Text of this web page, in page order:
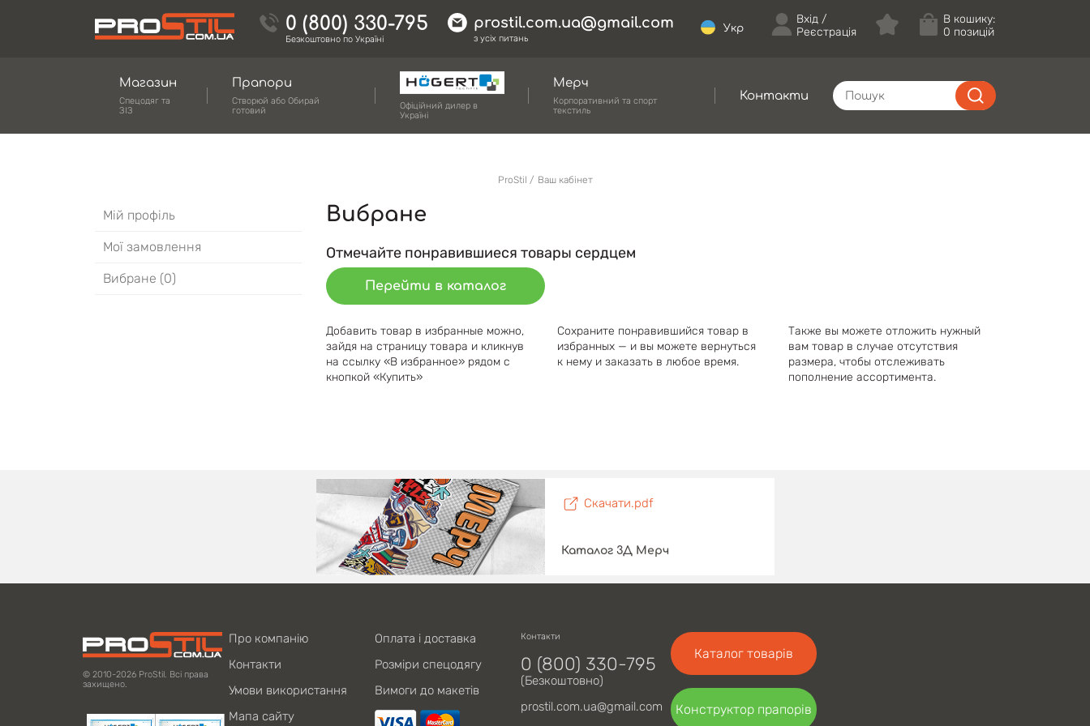
0 (800) 330-795
Безкоштовно по Україні
prostil.com.ua@gmail.com
з усіх питань
Укр
Вхід
Реєстрація
В кошику:
0 позицій
Магазин
Спецодяг та
ЗІЗ
Прапори
Створюй або Обирай
готовий
Офіційний дилер в
Україні
Мерч
Корпоративний та спорт
текстиль
Контакти
ProStil Ваш кабінет
Мій профіль
Мої замовлення
Вибране (0)
Вибране
Отмечайте понравившиеся товары сердцем
Перейти в каталог
Добавить товар в избранные можно,
зайдя на страницу товара и кликнув
на ссылку «В избранное» рядом с
кнопкой «Купить»
Сохраните понравившийся товар в
избранных — и вы можете вернуться
к нему и заказать в любое время.
Также вы можете отложить нужный
вам товар в случае отсутствия
размера, чтобы отслеживать
пополнение ассортимента.
Скачати.pdf
Каталог 3Д Мерч
© 2010-2026 ProStil. Всі права
захищено.
Про компанію
Контакти
Умови використання
Мапа сайту
Оплата і доставка
Розміри спецодягу
Вимоги до макетів
Контакти
0 (800) 330-795
(Безкоштовно)
prostil.com.ua@gmail.com
Каталог товарів
Конструктор прапорів